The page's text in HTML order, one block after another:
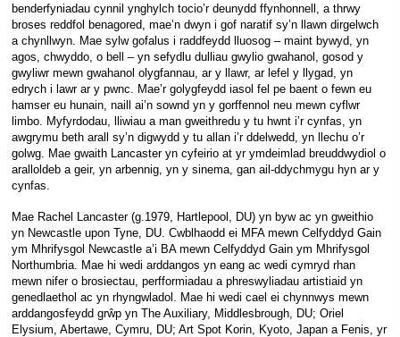
benderfyniadau cynnil ynghylch tocio’r deunydd ffynhonnell, a thrwy
broses reddfol benagored, mae’n dwyn i gof naratif sy’n llawn dirgelwch
a chynllwyn. Mae sylw gofalus i raddfeydd lluosog – maint bywyd, yn
agos, chwyddo, o bell – yn sefydlu dulliau gwylio gwahanol, gosod y
gwyliwr mewn gwahanol olygfannau, ar y llawr, ar lefel y llygad, yn
edrych i lawr ar y pwnc. Mae’r golygfeydd iasol fel pe baent o fewn eu
hamser eu hunain, naill ai’n sownd yn y gorffennol neu mewn cyflwr
limbo. Myfyrdodau, lliwiau a man gweithredu y tu hwnt i’r cynfas, yn
awgrymu beth arall sy’n digwydd y tu allan i’r ddelwedd, yn llechu o’r
golwg. Mae gwaith Lancaster yn cyfeirio at yr ymdeimlad breuddwydiol o
aralloldeb a geir, yn arbennig, yn y sinema, gan ail-ddychmygu hyn ar y
cynfas.
Mae Rachel Lancaster (g.1979, Hartlepool, DU) yn byw ac yn gweithio
yn Newcastle upon Tyne, DU. Cwblhaodd ei MFA mewn Celfyddyd Gain
ym Mhrifysgol Newcastle a’i BA mewn Celfyddyd Gain ym Mhrifysgol
Northumbria. Mae hi wedi arddangos yn eang ac wedi cymryd rhan
mewn nifer o brosiectau, perfformiadau a phreswyliadau artistiaid yn
genedlaethol ac yn rhyngwladol. Mae hi wedi cael ei chynnwys mewn
arddangosfeydd grŵp yn The Auxiliary, Middlesbrough, DU; Oriel
Elysium, Abertawe, Cymru, DU; Art Spot Korin, Kyoto, Japan a Fenis, yr